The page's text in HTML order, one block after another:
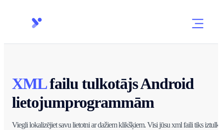
XMLfailu tulkotājs Android
lietojumprogrammām
Viegli lokalizējiet savu lietotni ar dažiem klikšķiem. Visi jūsu xml faili tiks